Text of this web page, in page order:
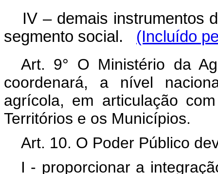
IV – demais instrumentos
segmento social.
(Incluído
Art. 9° O Ministério da
coordenará, a nível
agrícola, em articulação
Territórios e os Municípios.
Art. 10. O Poder Público
I - proporcionar a